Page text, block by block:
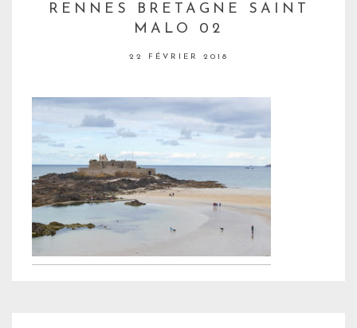
RENNES BRETAGNE SAINT
MALO 02
22 FÉVRIER 2018